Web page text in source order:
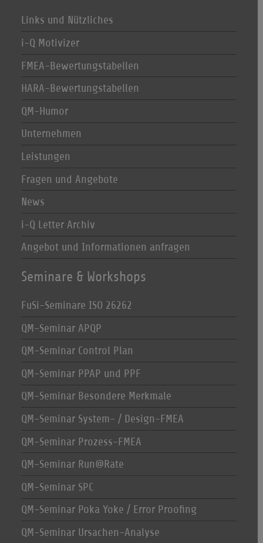
Links und Nützliches
i-Q Motivizer
FMEA-Bewertungstabellen
HARA-Bewertungstabellen
QM-Humor
Unternehmen
Leistungen
Fragen und Angebote
News
i-Q Letter Archiv
Angebot und Informationen anfragen
Seminare & Workshops
FuSi-Seminare ISO 26262
QM-Seminar APQP
QM-Seminar Control Plan
QM-Seminar PPAP und PPF
QM-Seminar Besondere Merkmale
QM-Seminar System- / Design-FMEA
QM-Seminar Prozess-FMEA
QM-Seminar Run@Rate
QM-Seminar SPC
QM-Seminar Poka Yoke / Error Proofing
QM-Seminar Ursachen-Analyse